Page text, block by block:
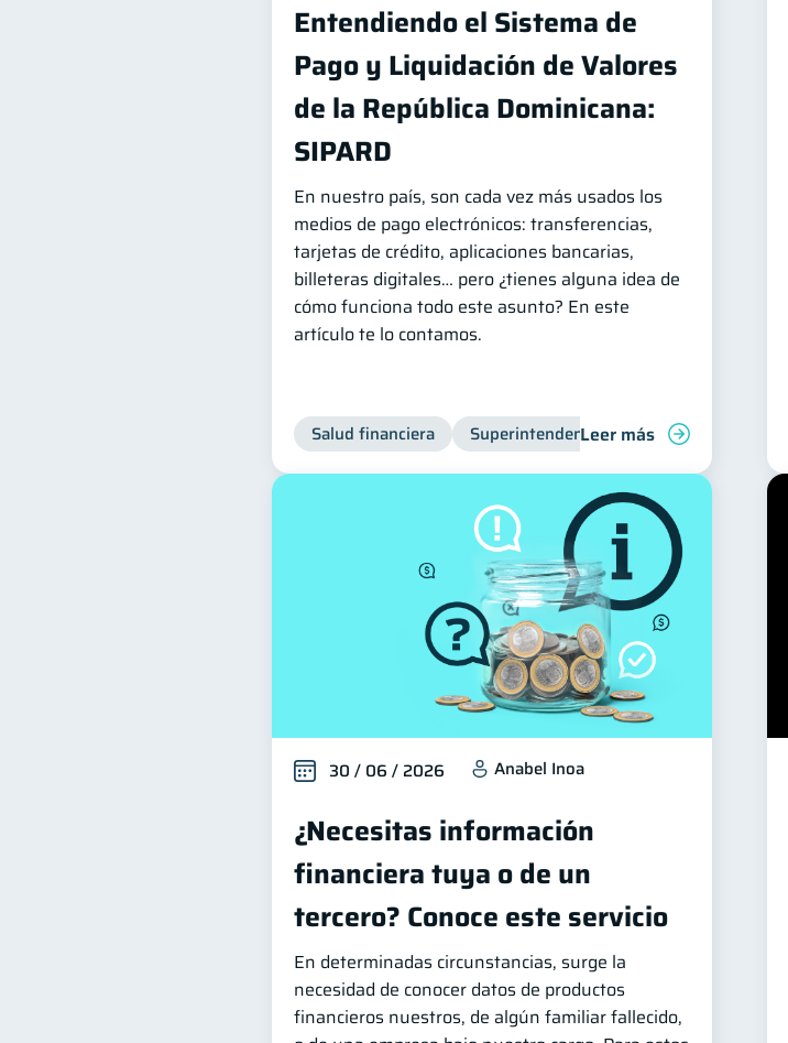
Entendiendo el Sistema de
Pago y Liquidación de Valores
de la República Dominicana:
SIPARD
En nuestro país, son cada vez más usados los
medios de pago electrónicos: transferencias,
tarjetas de crédito, aplicaciones bancarias,
billeteras digitales… pero ¿tienes alguna idea de
cómo funciona todo este asunto? En este
artículo te lo contamos.
Salud financiera Superintendencia de Bancos
Leer más
30 / 06 / 2026 Anabel Inoa
¿Necesitas información
financiera tuya o de un
tercero? Conoce este servicio
En determinadas circunstancias, surge la
necesidad de conocer datos de productos
financieros nuestros, de algún familiar fallecido,